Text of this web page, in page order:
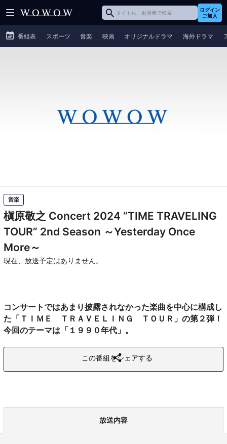
ログイン
ご加入
番組表 スポーツ 音楽 映画 オリジナルドラマ 海外ドラマ
音楽
槇原敬之 Concert 2024 “TIME TRAVELING
TOUR” 2nd Season ～Yesterday Once
More～
現在、放送予定はありません。
コンサートではあまり披露されなかった楽曲を中心に構成し
た「ＴＩＭＥ ＴＲＡＶＥＬＩＮＧ ＴＯＵＲ」の第２弾！
今回のテーマは「１９９０年代」。
この番組をシェアする
放送内容